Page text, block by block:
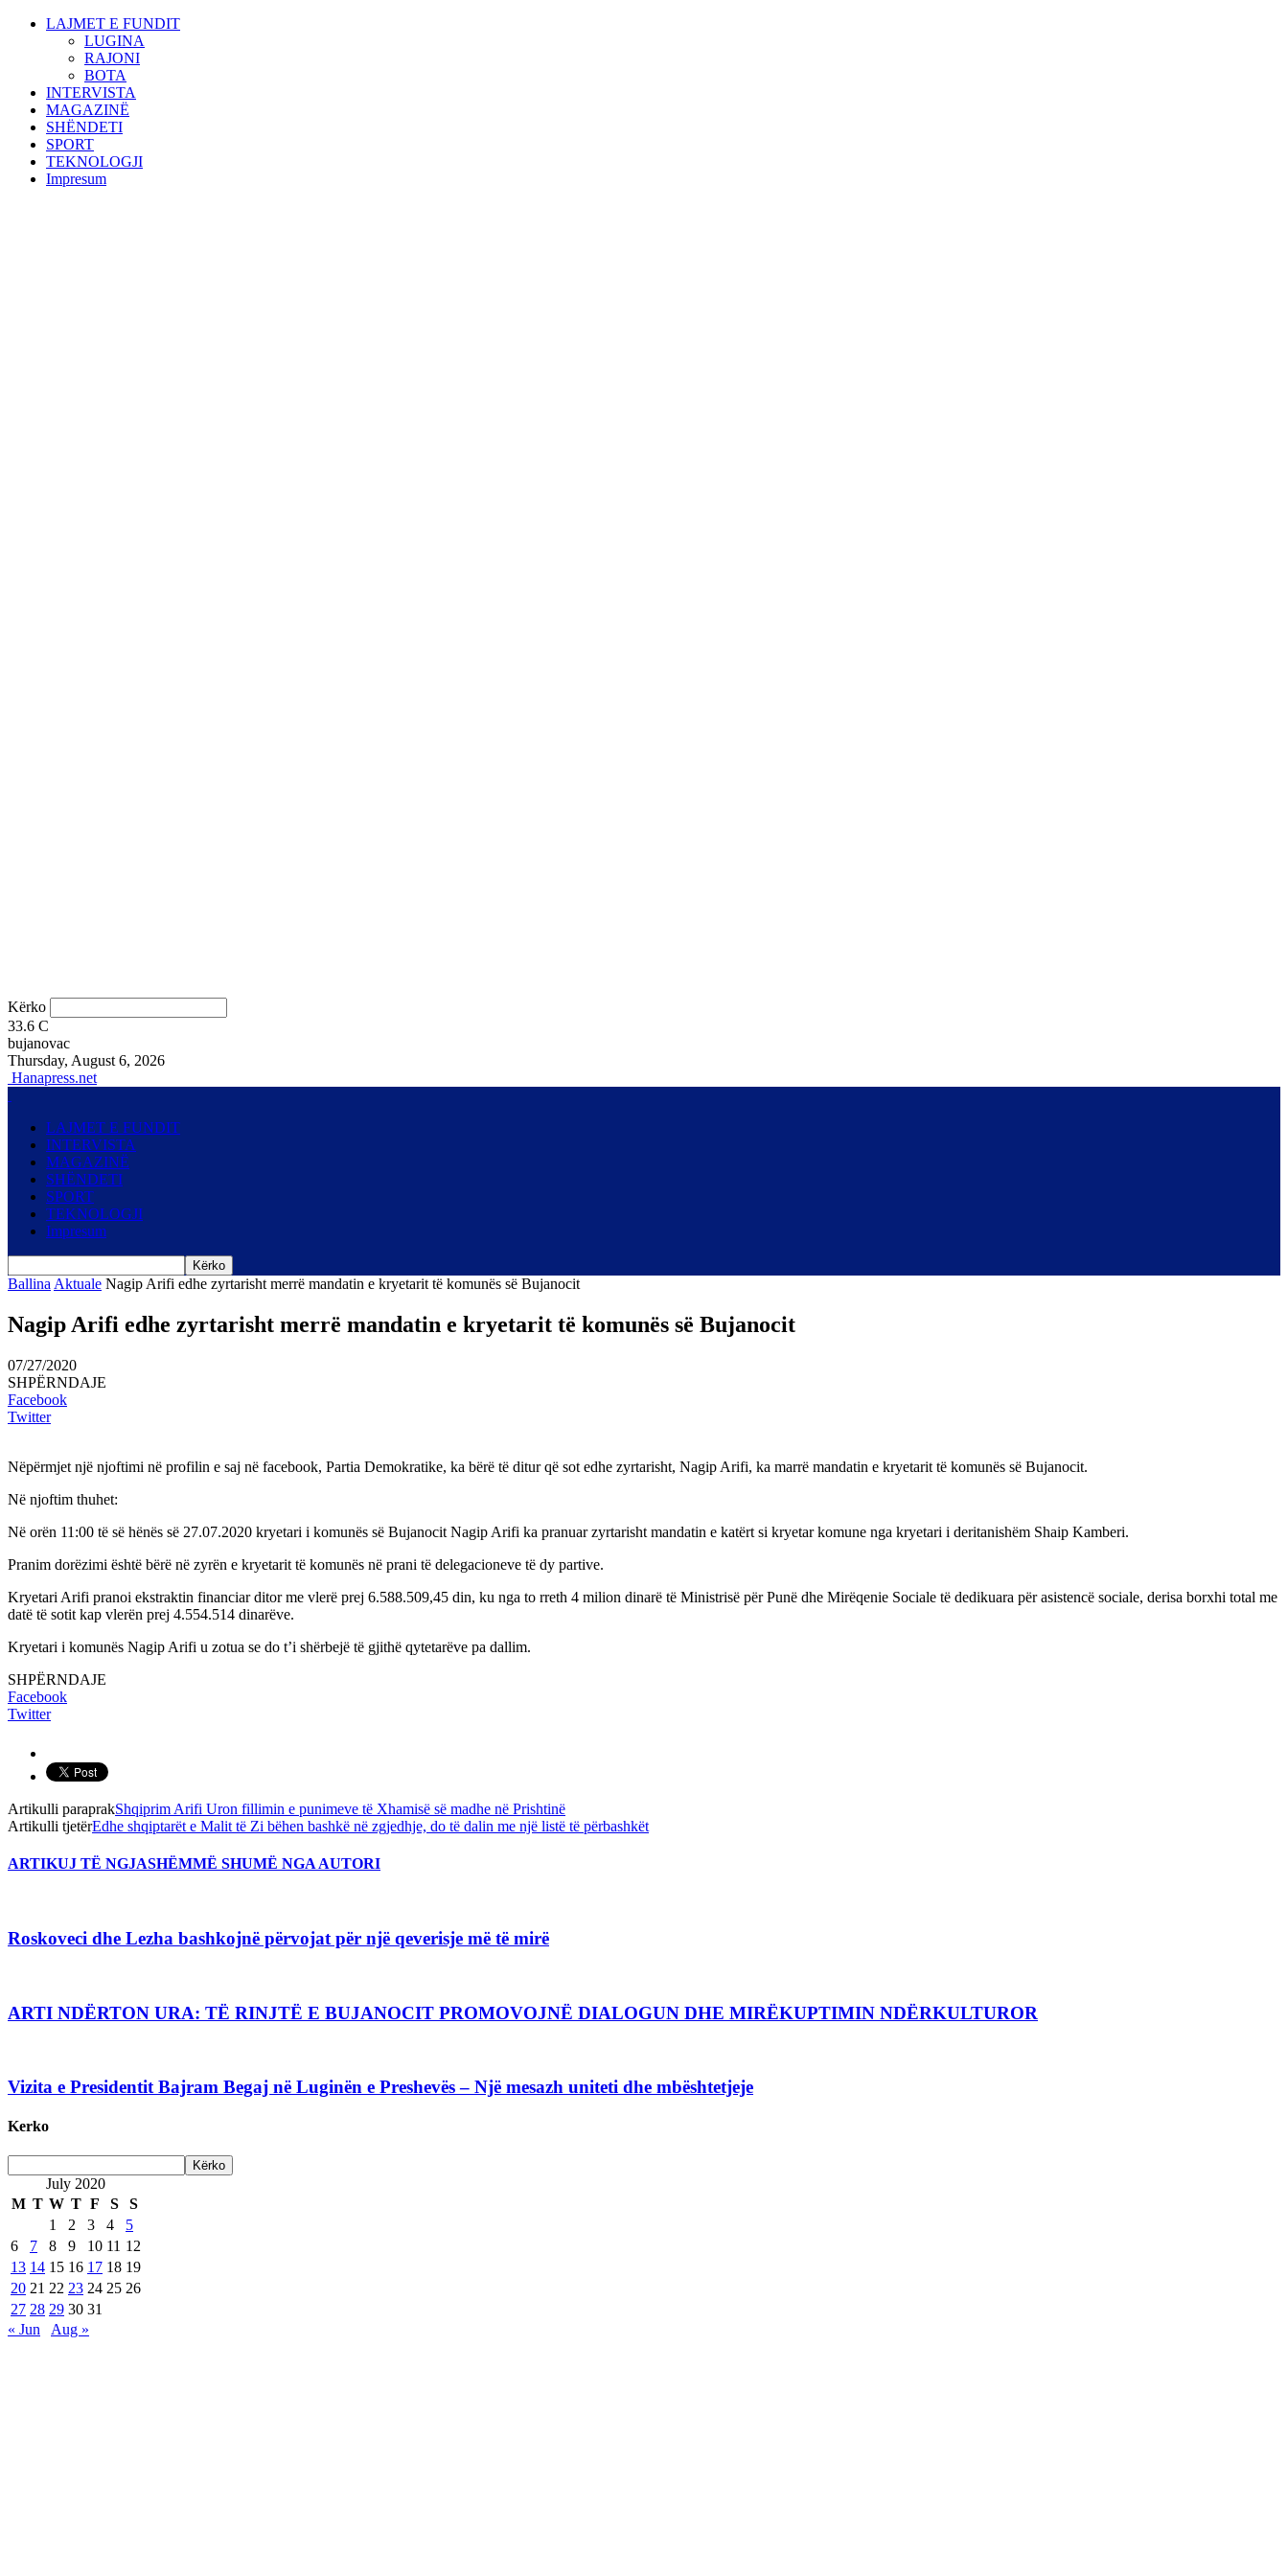
LAJMET E FUNDIT
LUGINA
RAJONI
BOTA
INTERVISTA
MAGAZINË
SHËNDETI
SPORT
TEKNOLOGJI
Impresum
Kërko
33.6 C
bujanovac
Thursday, August 6, 2026
Hanapress.net
LAJMET E FUNDIT
INTERVISTA
MAGAZINË
SHËNDETI
SPORT
TEKNOLOGJI
Impresum
Ballina Aktuale Nagip Arifi edhe zyrtarisht merrë mandatin e kryetarit të komunës së Bujanocit
Nagip Arifi edhe zyrtarisht merrë mandatin e kryetarit të komunës së Bujanocit
07/27/2020
SHPËRNDAJE
Facebook
Twitter
Nëpërmjet një njoftimi në profilin e saj në facebook, Partia Demokratike, ka bërë të ditur që sot edhe zyrtarisht, Nagip Arifi, ka marrë mandatin e kryetarit të komunës së Bujanocit.
Në njoftim thuhet:
Në orën 11:00 të së hënës së 27.07.2020 kryetari i komunës së Bujanocit Nagip Arifi ka pranuar zyrtarisht mandatin e katërt si kryetar komune nga kryetari i deritanishëm Shaip Kamberi.
Pranim dorëzimi është bërë në zyrën e kryetarit të komunës në prani të delegacioneve të dy partive.
Kryetari Arifi pranoi ekstraktin financiar ditor me vlerë prej 6.588.509,45 din, ku nga to rreth 4 milion dinarë të Ministrisë për Punë dhe Mirëqenie Sociale të dedikuara për asistencë sociale, derisa borxhi total me
datë të sotit kap vlerën prej 4.554.514 dinarëve.
Kryetari i komunës Nagip Arifi u zotua se do t’i shërbejë të gjithë qytetarëve pa dallim.
SHPËRNDAJE
Facebook
Twitter
Artikulli paraprakShqiprim Arifi Uron fillimin e punimeve të Xhamisë së madhe në Prishtinë
Artikulli tjetërEdhe shqiptarët e Malit të Zi bëhen bashkë në zgjedhje, do të dalin me një listë të përbashkët
ARTIKUJ TË NGJASHËMMË SHUMË NGA AUTORI
Roskoveci dhe Lezha bashkojnë përvojat për një qeverisje më të mirë
ARTI NDËRTON URA: TË RINJTË E BUJANOCIT PROMOVOJNË DIALOGUN DHE MIRËKUPTIMIN NDËRKULTUROR
Vizita e Presidentit Bajram Begaj në Luginën e Preshevës – Një mesazh uniteti dhe mbështetjeje
Kerko
July 2020
M T W T F S
S
1
2 3 4
5
6
7 8 9 10 11 12
13 14 15 16 17 18 19
20 21 22 23 24 25 26
27 28 29 30 31
« Jun
Aug »